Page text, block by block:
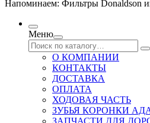
Напоминаем: Фильтры Donaldson
Меню
О КОМПАНИИ
КОНТАКТЫ
ДОСТАВКА
ОПЛАТА
ХОДОВАЯ ЧАСТЬ
ЗУБЬЯ КОРОНКИ
ЗАПЧАСТИ ДЛЯ